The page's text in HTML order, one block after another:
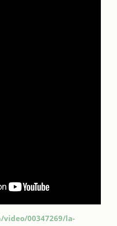
00347269/la-